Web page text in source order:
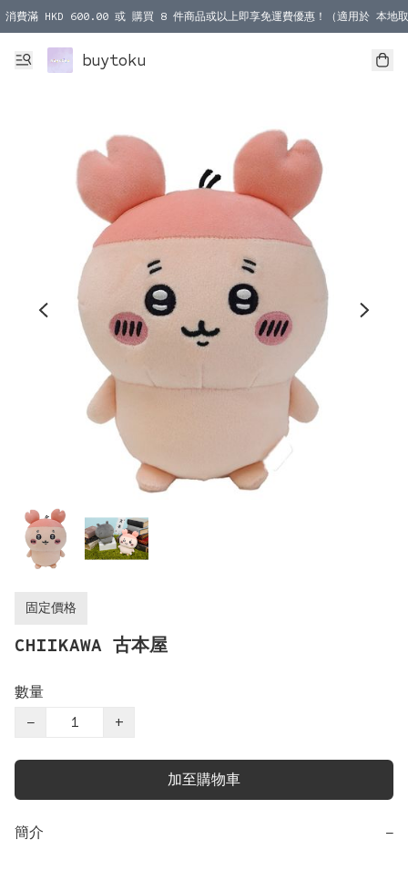
消費滿 HKD 600.00 或 購買 8 件商品或以上即享免運費優惠！（適用於 本地
消費滿 HKD 1000.00 或 購買 100 件商品或以上即享免運費優惠！（適用於
buytoku
固定價格
CHIIKAWA 古本屋
數量
−
+
加至購物車
簡介 −